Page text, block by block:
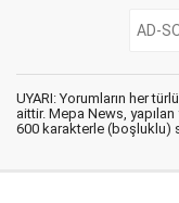
UYARI: Yorumların her
aittir. Mepa News,
600 karakterle (boşluklu)